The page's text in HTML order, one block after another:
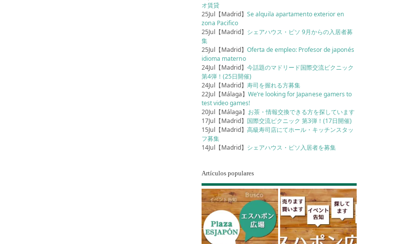
オ賃貸
25Jul【Madrid】Se alquila apartamento exterior en
zona Pacifico
25Jul【Madrid】 シェアハウス・ピソ 9月からの入居者募
集
25Jul【Madrid】Oferta de empleo: Profesor de japonés
idioma materno
24Jul【Madrid】今話題のマドリード国際交流ピクニック
第4弾！(25日開催)
24Jul【Madrid】寿司を握れる方募集
22Jul【Málaga】We’re looking for Japanese gamers to
test video games!
20Jul【Málaga】 お茶・情報交換できる方を探しています
17Jul【Madrid】 国際交流ピクニック 第3弾！(17日開催)
15Jul【Madrid】高級寿司店にてホール・キッチンスタッ
フ募集
14Jul【Madrid】 シェアハウス・ピソ入居者を募集
Artículos populares